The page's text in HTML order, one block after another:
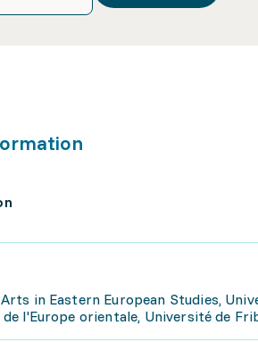
in Eastern European Studies,
l'Europe orientale, Université de